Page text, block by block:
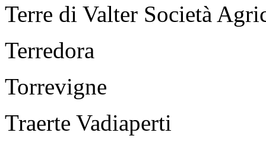
Terre di Valter Società
Terredora
Torrevigne
Traerte Vadiaperti